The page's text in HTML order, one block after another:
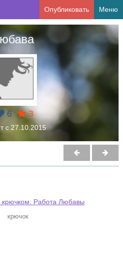
Опубликовать Меню
6 3
с 27.10.2015
крючком. Работа Любавы
крючок